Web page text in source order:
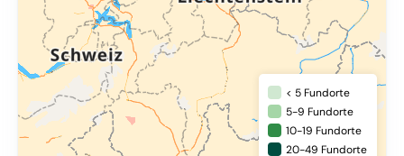
< 5 Fundorte
5-9 Fundorte
10-19 Fundorte
20-49 Fundorte